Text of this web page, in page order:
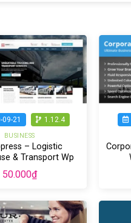
09-21 1.12.4
BUSINESS
– Logistic
& Transport Wp
50.000₫